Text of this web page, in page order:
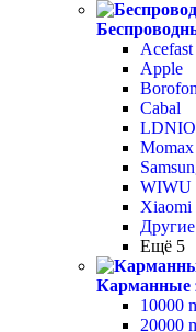
Acefast
Apple
Cabal
LDNIO
Momax
WIWU
Xiaomi
Ещё 5
Карманные
10000
20000